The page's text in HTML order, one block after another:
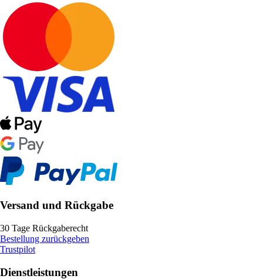
Versand und Rückgabe
30 Tage Rückgaberecht
Bestellung zurückgeben
Trustpilot
Dienstleistungen